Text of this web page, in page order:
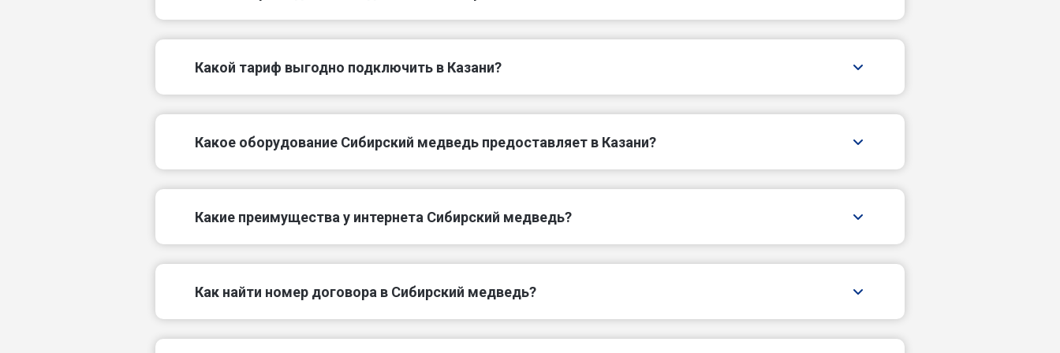
Какой тариф выгодно подключить в Казани?
Какое оборудование Сибирский медведь предоставляет в Казани?
Какие преимущества у интернета Сибирский медведь?
Как найти номер договора в Сибирский медведь?